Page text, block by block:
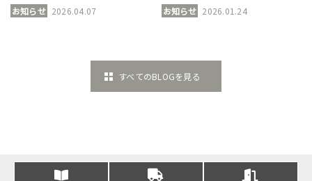
お知らせ 2026.04.07 お知らせ 2026.01.24
すべてのBLOGを見る